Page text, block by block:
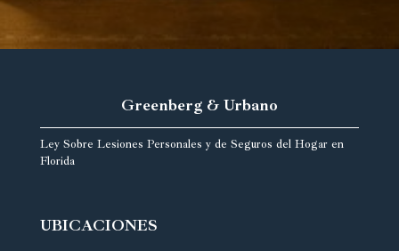
Greenberg & Urbano
Ley Sobre Lesiones Personales y de Seguros del Hogar en
Florida
UBICACIONES